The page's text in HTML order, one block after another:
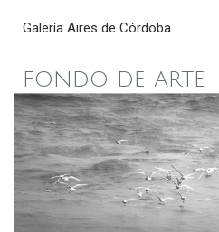
Galería Aires de Córdoba.
FONDO DE ARTE